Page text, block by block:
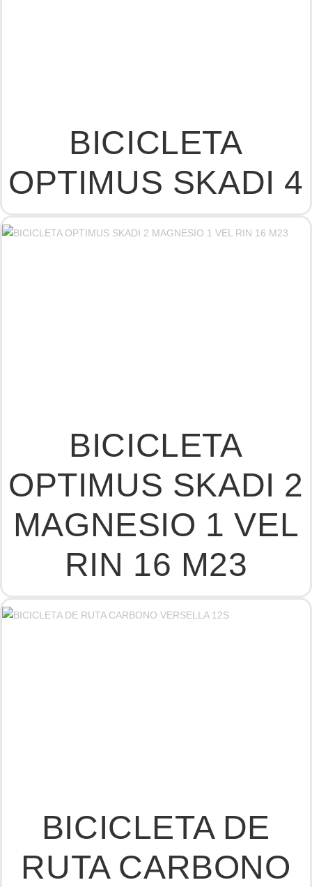
BICICLETA
OPTIMUS SKADI 4
BICICLETA
OPTIMUS SKADI 2
MAGNESIO 1 VEL
RIN 16 M23
BICICLETA DE
RUTA CARBONO